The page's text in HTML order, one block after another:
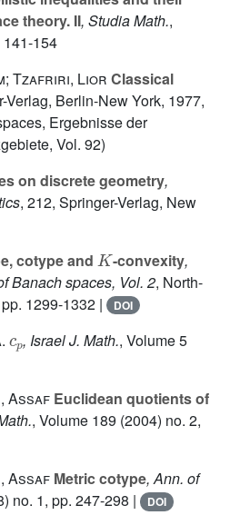
theory. II, Studia Math.,
141-154
Tzafriri, Lior Classical
Verlag, Berlin-New York, 1977,
Ergebnisse der
Vol. 92)
on discrete geometry,
, 212, Springer-Verlag, New
cotype and -convexity,
Banach spaces, Vol. 2, North-
1299-1332 |
DOI
, Israel J. Math., Volume 5
Assaf Euclidean quotients of
, Volume 189 (2004) no. 2,
Assaf Metric cotype, Ann. of
no. 1, pp. 247-298 | DOI